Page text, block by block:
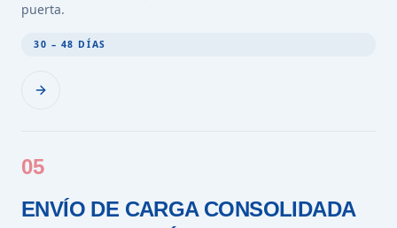
puerta.
30 – 48 DÍAS
05
ENVÍO DE CARGA CONSOLIDADA